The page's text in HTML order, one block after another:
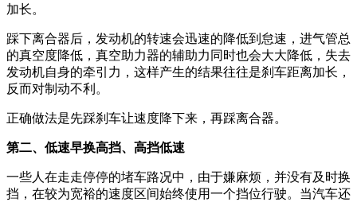
加长。
踩下离合器后，发动机的转速会迅速的降低到怠速，进气管总
的真空度降低，真空助力器的辅助力同时也会大大降低，失去
发动机自身的牵引力，这样产生的结果往往是刹车距离加长，
反而对制动不利。
正确做法是先踩刹车让速度降下来，再踩离合器。
第二、低速早换高挡、高挡低速
一些人在走走停停的堵车路况中，由于嫌麻烦，并没有及时换
挡，在较为宽裕的速度区间始终使用一个挡位行驶。当汽车还